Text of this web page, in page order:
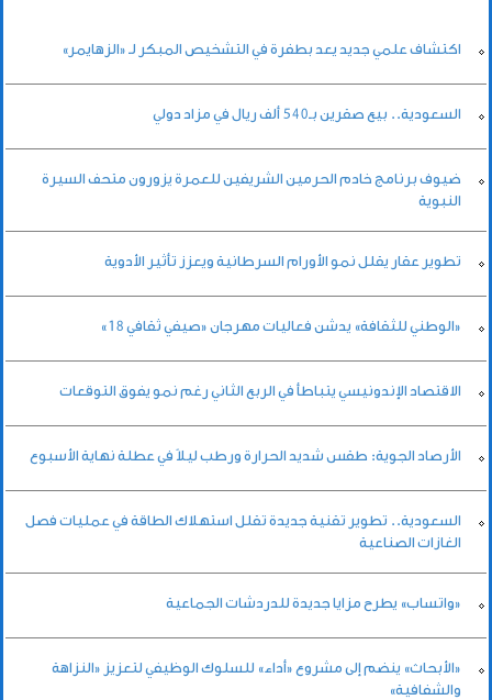
اكتشاف علمي جديد يعد بطفرة في التشخيص المبكر لـ «الزهايمر»
السعودية.. بيع صقرين بـ540 ألف ريال في مزاد دولي
ضيوف برنامج خادم الحرمين الشريفين للعمرة يزورون متحف السيرة
النبوية
تطوير عقار يقلل نمو الأورام السرطانية ويعزز تأثير الأدوية
«الوطني للثقافة» يدشن فعاليات مهرجان «صيفي ثقافي 18»
الاقتصاد الإندونيسي يتباطأ في الربع الثاني رغم نمو يفوق التوقعات
الأرصاد الجوية: طقس شديد الحرارة ورطب ليلاً في عطلة نهاية الأسبوع
السعودية.. تطوير تقنية جديدة تقلل استهلاك الطاقة في عمليات فصل
الغازات الصناعية
«واتساب» يطرح مزايا جديدة للدردشات الجماعية
«الأبحاث» ينضم إلى مشروع «أداء» للسلوك الوظيفي لتعزيز «النزاهة
والشفافية»